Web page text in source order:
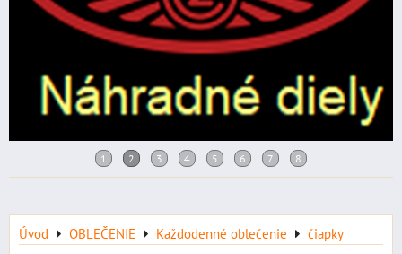
Úvod OBLEČENIE Každodenné oblečenie čiapky